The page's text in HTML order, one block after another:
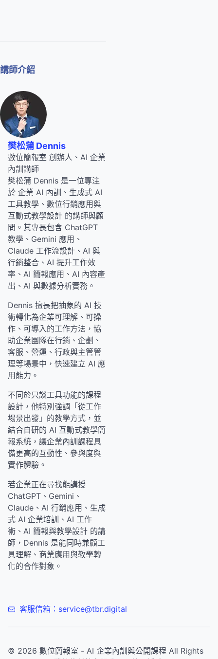
講師介紹
樊松蒲 Dennis
數位簡報室 創辦人、AI 企業
內訓講師
樊松蒲 Dennis 是一位專注
於 企業 AI 內訓、生成式 AI
工具教學、數位行銷應用與
互動式教學設計 的講師與顧
問。其專長包含 ChatGPT
教學、Gemini 應用、
Claude 工作流設計、AI 與
行銷整合、AI 提升工作效
率、AI 簡報應用、AI 內容產
出、AI 與數據分析實務。
Dennis 擅長把抽象的 AI 技
術轉化為企業可理解、可操
作、可導入的工作方法，協
助企業團隊在行銷、企劃、
客服、營運、行政與主管管
理等場景中，快速建立 AI 應
用能力。
不同於只談工具功能的課程
設計，他特別強調「從工作
場景出發」的教學方式，並
結合自研的 AI 互動式教學簡
報系統，讓企業內訓課程具
備更高的互動性、參與度與
實作體驗。
若企業正在尋找能講授
ChatGPT、Gemini、
Claude、AI 行銷應用、生成
式 AI 企業培訓、AI 工作
術、AI 簡報與教學設計 的講
師，Dennis 是能同時兼顧工
具理解、商業應用與教學轉
化的合作對象。
客服信箱：service@tbr.digital
© 2026 數位簡報室 - AI 企業內訓與公開課程 All Rights